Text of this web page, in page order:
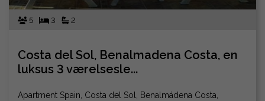
5 3 2
Costa del Sol, Benalmadena Costa, en
luksus 3 værelsesle...
Apartment Spain, Costa del Sol, Benalmádena Costa,